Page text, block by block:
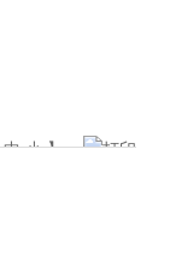
中 小】 打印